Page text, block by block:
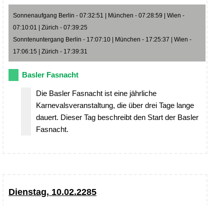
Sonnenaufgang Berlin - 07:32:51 | München - 07:28:59 | Wien -
07:10:01 | Zürich - 07:39:25
Sonntenuntergang Berlin - 17:07:10 | München - 17:25:37 | Wien -
17:06:15 | Zürich - 17:39:31
Basler Fasnacht
Die Basler Fasnacht ist eine jährliche
Karnevalsveranstaltung, die über drei Tage lange
dauert. Dieser Tag beschreibt den Start der Basler
Fasnacht.
Dienstag, 10.02.2285